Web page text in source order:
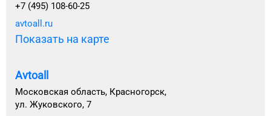
+7 (495) 108-60-25
avtoall.ru
Показать на карте
Avtoall
Московская область, Красногорск,
ул. Жуковского, 7